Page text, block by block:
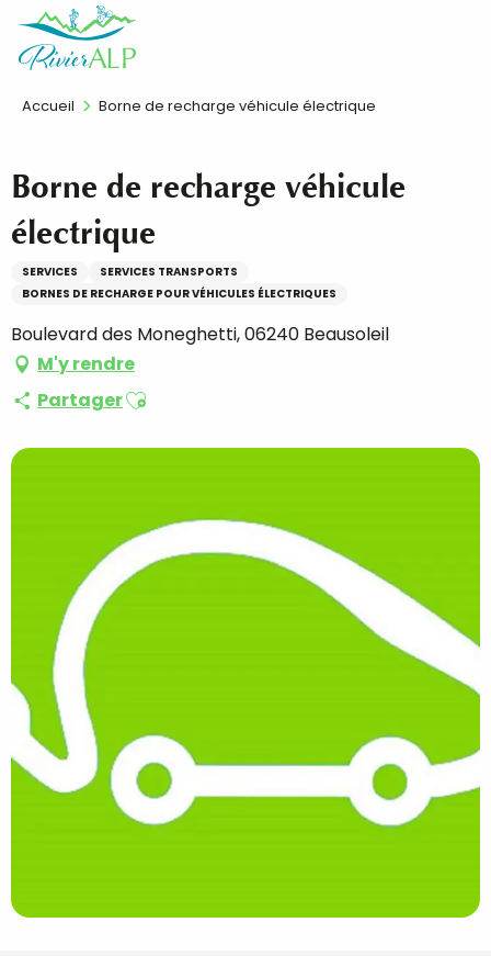
contenu
FR
Accueil Borne de recharge véhicule électrique
Borne de recharge véhicule
électrique
SERVICES
SERVICES TRANSPORTS
BORNES DE RECHARGE POUR VÉHICULES ÉLECTRIQUES
Boulevard des Moneghetti, 06240 Beausoleil
M'y rendre
PartagerAjouter aux favoris